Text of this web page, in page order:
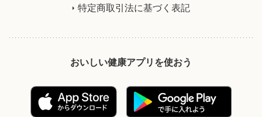
特定商取引法に基づく表記
おいしい健康アプリを使おう